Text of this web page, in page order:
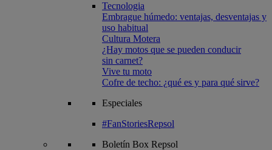
Tecnologia
Embrague húmedo: ventajas, desventajas y
uso habitual
Cultura Motera
¿Hay motos que se pueden conducir
sin carnet?
Vive tu moto
Cofre de techo: ¿qué es y para qué sirve?
Especiales
#FanStoriesRepsol
Boletín Box Repsol